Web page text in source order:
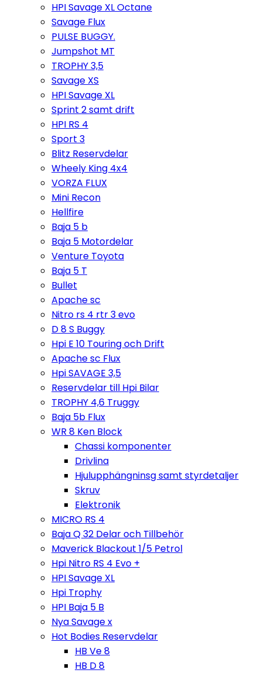
HPI Savage XL Octane
Savage Flux
PULSE BUGGY.
Jumpshot MT
TROPHY 3,5
Savage XS
HPI Savage XL
Sprint 2 samt drift
HPI RS 4
Sport 3
Blitz Reservdelar
Wheely King 4x4
VORZA FLUX
Mini Recon
Hellfire
Baja 5 b
Baja 5 Motordelar
Venture Toyota
Baja 5 T
Bullet
Apache sc
Nitro rs 4 rtr 3 evo
D 8 S Buggy
Hpi E 10 Touring och Drift
Apache sc Flux
Hpi SAVAGE 3,5
Reservdelar till Hpi Bilar
TROPHY 4,6 Truggy
Baja 5b Flux
WR 8 Ken Block
Chassi komponenter
Drivlina
Hjulupphängninsg samt styrdetaljer
Skruv
Elektronik
MICRO RS 4
Baja Q 32 Delar och Tillbehör
Maverick Blackout 1/5 Petrol
Hpi Nitro RS 4 Evo +
HPI Savage XL
Hpi Trophy
HPI Baja 5 B
Nya Savage x
Hot Bodies Reservdelar
HB Ve 8
HB D 8